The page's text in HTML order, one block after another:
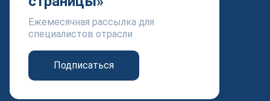
Ежемесячная рассылка для
специалистов отрасли
Подписаться